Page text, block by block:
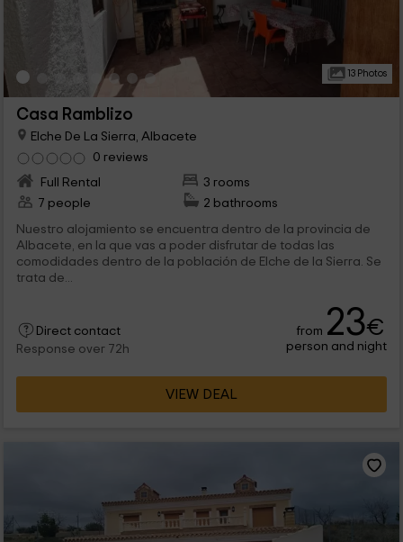
13 Photos
Casa Ramblizo
Elche De La Sierra, Albacete
0 reviews
Full Rental
3 rooms
7 people
2 bathrooms
Nuestro alojamiento se encuentra dentro de la provincia de
Albacete, en la que vas a poder disfrutar de todas las
comodidades dentro de la población de Elche de la Sierra. Se
trata de...
Direct contact
Response over 72h
from 23€
person and night
VIEW DEAL